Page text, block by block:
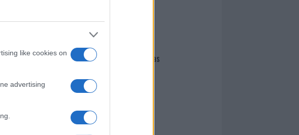
like cookies on
advertising
sarà
Giovannimaria Cabras